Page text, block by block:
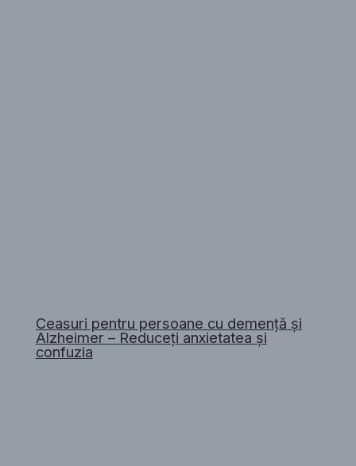
Ceasuri pentru persoane cu demență și
Alzheimer – Reduceți anxietatea și
confuzia